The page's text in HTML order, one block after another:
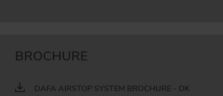
BROCHURE
DAFA AIRSTOP SYSTEM BROCHURE - DK